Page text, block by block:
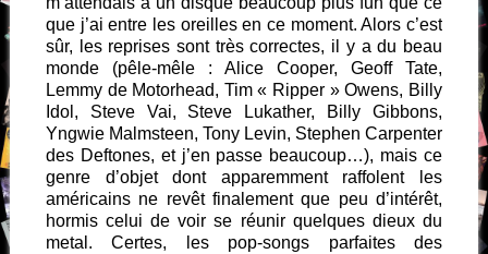
que j’ai entre les oreilles en ce moment. Alors c’est
sûr, les reprises sont très correctes, il y a du beau
monde (pêle-mêle : Alice Cooper, Geoff Tate,
Lemmy de Motorhead, Tim « Ripper » Owens, Billy
Idol, Steve Vai, Steve Lukather, Billy Gibbons,
Yngwie Malmsteen, Tony Levin, Stephen Carpenter
des Deftones, et j’en passe beaucoup…), mais ce
genre d’objet dont apparemment raffolent les
américains ne revêt finalement que peu d’intérêt,
hormis celui de voir se réunir quelques dieux du
metal. Certes, les pop-songs parfaites des